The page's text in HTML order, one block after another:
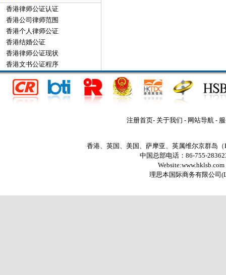
香港律师公证认证
香港公司律师范围
香港个人律师公证
香港结婚公证
香港律师公证现状
香港文书公证程序
注册首页- 关于我们 - 网站导航 -
香港、英国、美国、萨摩亚、英属维尔京群岛
中国总部电话：86-755-
理思本国际商务有限公司